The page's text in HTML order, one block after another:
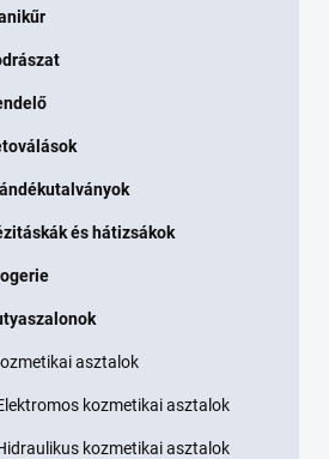
és hátizsákok
asztalok
kozmetikai asztalok
kozmetikai asztalok